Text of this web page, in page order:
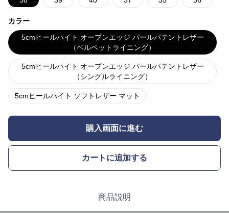
カラー
5cmヒールハイト オープンエッジ パールパテントレザー
（ベルベットライニング）
5cmヒールハイト オープンエッジ パールパテントレザー
（シングルライニング）
5cmヒールハイト ソフトレザー マット
購入画面に進む
カートに追加する
商品説明